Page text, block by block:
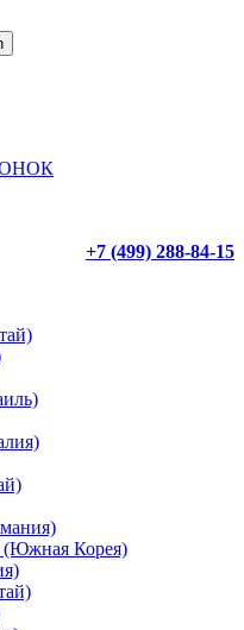
+7 (499) 288-84-15
(Южная Корея)